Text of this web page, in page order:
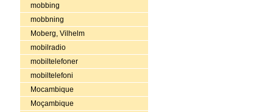
mobbing
mobbning
Moberg, Vilhelm
mobilradio
mobiltelefoner
mobiltelefoni
Mocambique
Moçambique